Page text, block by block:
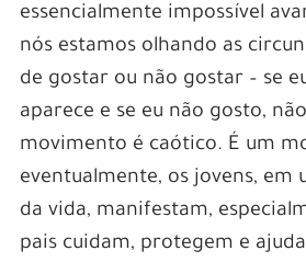
essencialmente impossível
nós estamos olhando as
de gostar ou não gostar – se
aparece e se eu não gosto,
movimento é caótico. É um
eventualmente, os jovens, em
da vida, manifestam,
pais cuidam, protegem e